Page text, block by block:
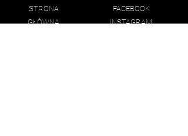
STRONA
GŁÓWNA
FACEBOOK
INSTAGRAM